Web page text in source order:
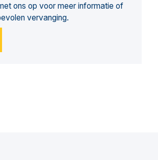
ons op voor meer informatie of
vervanging.